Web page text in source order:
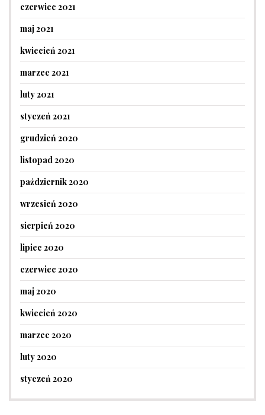
czerwiec 2021
maj 2021
kwiecień 2021
marzec 2021
luty 2021
styczeń 2021
grudzień 2020
listopad 2020
październik 2020
wrzesień 2020
sierpień 2020
lipiec 2020
czerwiec 2020
maj 2020
kwiecień 2020
marzec 2020
luty 2020
styczeń 2020